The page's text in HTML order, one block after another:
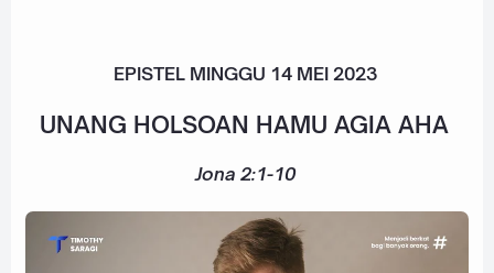
EPISTEL MINGGU 14 MEI 2023
UNANG HOLSOAN HAMU AGIA AHA
Jona 2:1-10